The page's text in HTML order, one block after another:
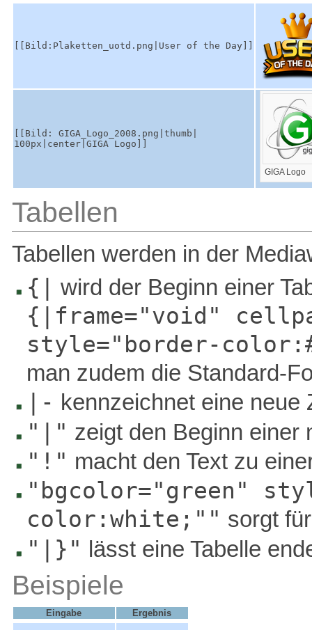
[[Bild:Plaketten_uotd.png|User of the Day]]
[[Bild: GIGA_Logo_2008.png|thumb|
100px|center|GIGA Logo]]
GIGA Logo
Tabellen
Tabellen werden in der
{| wird der Beginn einer
{|frame="void"
style="border-
man zudem die Standard-
|- kennzeichnet eine neue
"|" zeigt den Beginn einer
"!" macht den Text zu
"bgcolor="green"
color:white;"" sorgt
"|}" lässt eine Tabelle
Beispiele
Eingabe Ergebnis